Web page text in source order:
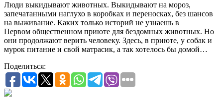
Люди выкидывают животных. Выкидывают на мороз,
запечатанными наглухо в коробках и переносках, без шансов
на выживание. Каких только историй не узнаешь в
Первом общественном приюте для бездомных животных. Но
они продолжают верить человеку. Здесь, в приюте, у собак и
мурок питание и свой матрасик, а так хотелось бы домой…
Поделиться: